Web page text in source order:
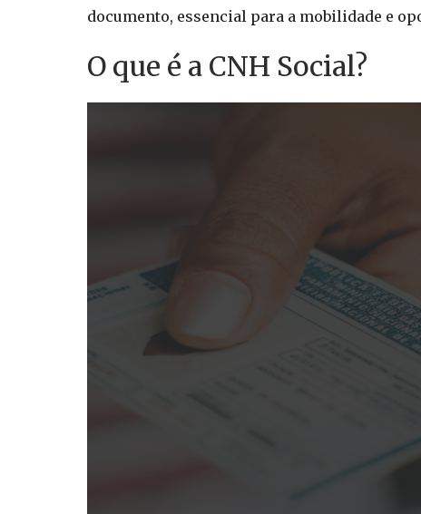
documento, essencial para a mobilidade e
O que é a CNH Social?